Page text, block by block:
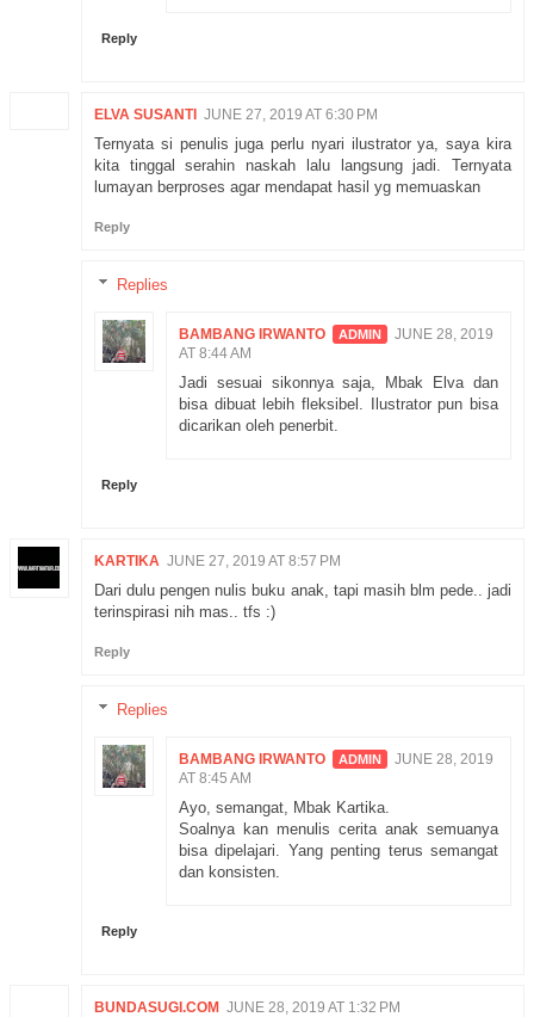
Reply
ELVA SUSANTI JUNE 27, 2019 AT 6:30 PM
Ternyata si penulis juga perlu nyari ilustrator ya, saya kira
kita tinggal serahin naskah lalu langsung jadi. Ternyata
lumayan berproses agar mendapat hasil yg memuaskan
Reply
Replies
BAMBANG IRWANTO
JUNE 28, 2019
AT 8:44 AM
Jadi sesuai sikonnya saja, Mbak Elva dan
bisa dibuat lebih fleksibel. Ilustrator pun bisa
dicarikan oleh penerbit.
Reply
KARTIKA JUNE 27, 2019 AT 8:57 PM
Dari dulu pengen nulis buku anak, tapi masih blm pede.. jadi
terinspirasi nih mas.. tfs :)
Reply
Replies
BAMBANG IRWANTO
JUNE 28, 2019
AT 8:45 AM
Ayo, semangat, Mbak Kartika.
Soalnya kan menulis cerita anak semuanya
bisa dipelajari. Yang penting terus semangat
dan konsisten.
Reply
BUNDASUGI.COM JUNE 28, 2019 AT 1:32 PM